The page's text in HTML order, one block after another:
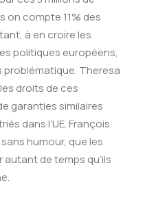
on compte 11% des
à en croire les
politiques européens,
problématique. Theresa
droits de ces
garanties similaires
dans l’UE. François
humour, que les
de temps qu’ils